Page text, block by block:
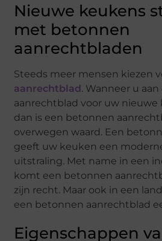
Nieuwe keukens
met betonnen
aanrechtbladen
Steeds meer mensen kiezen
aanrechtblad . Wanneer u
aanrechtblad voor uw nieuwe
dan is een betonnen
overwegen waard. Een
geeft uw keuken een
uitstraling. Met name in een
komt een betonnen
zijn recht. Maar ook in een
een betonnen aanrechtblad
Eigenschappen